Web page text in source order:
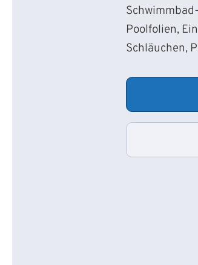
Poolfolien,
Schläuchen,